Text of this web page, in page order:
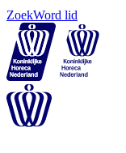
ZoekWord lid